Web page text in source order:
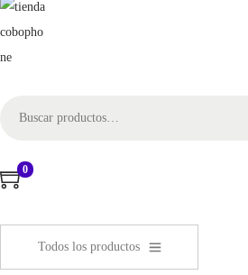
0
Todos los productos